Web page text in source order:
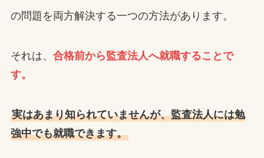
の問題を両方解決する一つの方法があります。
それは、 合格前から監査法人へ就職することで
す。
実はあまり知られていませんが、監査法人には勉
強中でも就職できます。